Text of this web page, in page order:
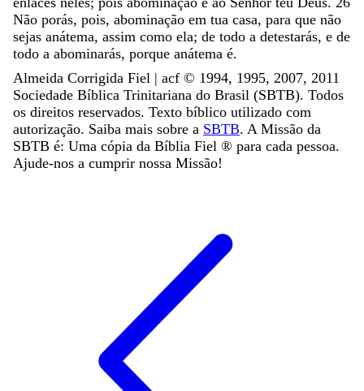
Não porás, pois, abominação em tua casa, para que não
sejas anátema, assim como ela; de todo a detestarás, e de
todo a abominarás, porque anátema é.
Almeida Corrigida Fiel | acf ©️ 1994, 1995, 2007, 2011
Sociedade Bíblica Trinitariana do Brasil (SBTB). Todos
os direitos reservados. Texto bíblico utilizado com
autorização. Saiba mais sobre a SBTB. A Missão da
SBTB é: Uma cópia da Bíblia Fiel ®️ para cada pessoa.
Ajude-nos a cumprir nossa Missão!